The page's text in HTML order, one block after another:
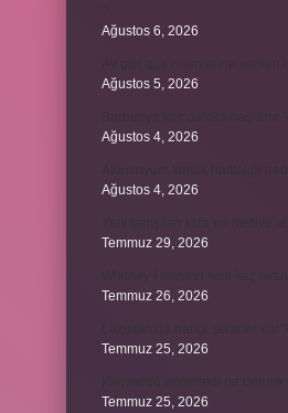
Ağustos 6, 2026
Ağustos 5, 2026
Ağustos 4, 2026
Ağustos 4, 2026
Temmuz 29, 2026
Temmuz 26, 2026
Temmuz 25, 2026
Temmuz 25, 2026